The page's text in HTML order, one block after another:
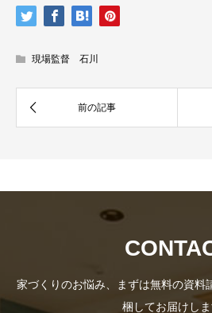
現場監督 石川
家づくりのお悩み、まずは無料の資料
梱してお届けしま